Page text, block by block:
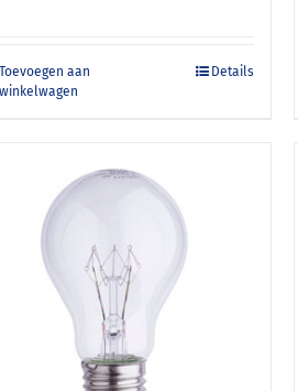
Toevoegen aan
winkelwagen
Details